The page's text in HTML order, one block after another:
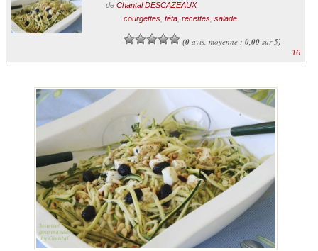
de Chantal DESCAZEAUX
courgettes, féta, recettes, salade
(0avis, moyenne : 0,00sur 5)
16